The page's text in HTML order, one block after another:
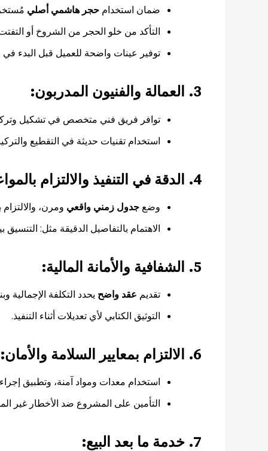
ضمان استخدام حجر هاشمي أصلي
التأكد من خلو الحجر من الشروخ أو
توفير عينات واضحة للعميل قبل البدء في
3. العمالة والفنيون المدربون:
توافر فريق فني متخصص في تشكيل
استخدام تقنيات حديثة في التقطيع
4. الدقة في التنفيذ والالتزام بالمواعيد:
وضع جدول زمني واقعي ومرن،
الاهتمام بالتفاصيل الدقيقة مثل:
5. الشفافية والأمانة المالية:
تقديم عقد واضح يحدد التكلفة
التوثيق الكتابي لأي تعديلات أثناء التنفيذ.
6. الالتزام بمعايير السلامة والأمان:
استخدام معدات ومواد آمنة، وتطبيق
التأمين على المشروع ضد الأخطار غير
7. خدمة ما بعد البيع: